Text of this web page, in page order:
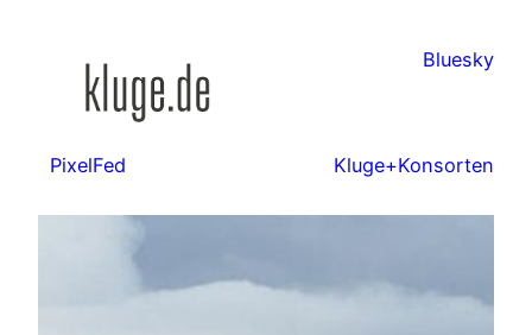
Bluesky
PixelFed Kluge+Konsorten